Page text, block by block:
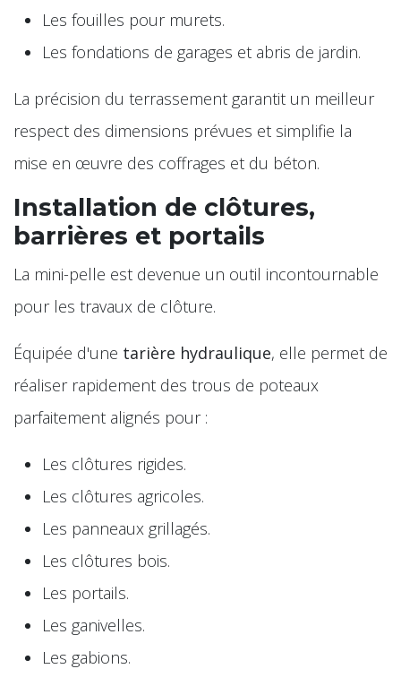
Les fouilles pour murets.
Les fondations de garages et abris de jardin.
La précision du terrassement garantit un meilleur
respect des dimensions prévues et simplifie la
mise en œuvre des coffrages et du béton.
Installation de clôtures,
barrières et portails
La mini-pelle est devenue un outil incontournable
pour les travaux de clôture.
Équipée d'une tarière hydraulique, elle permet de
réaliser rapidement des trous de poteaux
parfaitement alignés pour :
Les clôtures rigides.
Les clôtures agricoles.
Les panneaux grillagés.
Les clôtures bois.
Les portails.
Les ganivelles.
Les gabions.